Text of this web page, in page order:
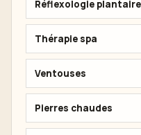
Réflexologie plantaire
Thérapie spa
Ventouses
Pierres chaudes